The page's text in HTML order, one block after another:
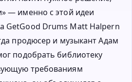
— именно с этой идеи
GetGood Drums Matt Halpern
продюсер и музыкант Адам
подобрать библиотеку
требованиям